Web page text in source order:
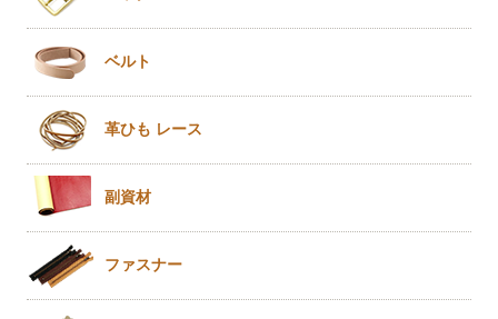
ベルト
革ひも レース
副資材
ファスナー